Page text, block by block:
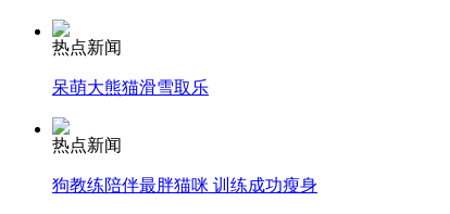
安徽一实载49人客车翻车
走！跟着总书记去植树
热点新闻
呆萌大熊猫滑雪取乐
热点新闻
狗教练陪伴最胖猫咪 训练成功瘦身